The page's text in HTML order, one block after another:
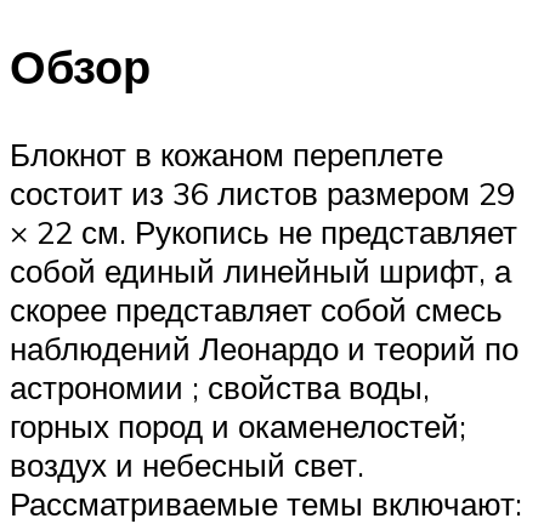
Обзор
Блокнот в кожаном переплете
состоит из 36 листов размером 29
× 22 см. Рукопись не представляет
собой единый линейный шрифт, а
скорее представляет собой смесь
наблюдений Леонардо и теорий по
астрономии ; свойства воды,
горных пород и окаменелостей;
воздух и небесный свет.
Рассматриваемые темы включают: